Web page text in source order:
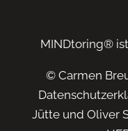
MINDtoring®
© Carmen
Jütte und Oliver